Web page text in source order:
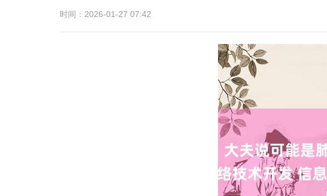
时间：2026-01-27 07:42